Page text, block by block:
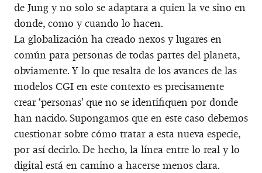
de Jung y no solo se adaptara a quien la ve sino en
donde, como y cuando lo hacen.
La globalización ha creado nexos y lugares en
común para personas de todas partes del planeta,
obviamente. Y lo que resalta de los avances de las
modelos CGI en este contexto es precisamente
crear ‘personas’ que no se identifiquen por donde
han nacido. Supongamos que en este caso debemos
cuestionar sobre cómo tratar a esta nueva especie,
por así decirlo. De hecho, la línea entre lo real y lo
digital está en camino a hacerse menos clara.